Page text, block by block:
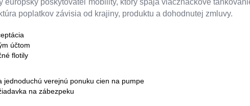
poplatkov závisia od krajiny, produktu a dohodnutej zmluvy.
účtom
flotily
jednoduchú verejnú ponuku cien na pumpe
na zábezpeku